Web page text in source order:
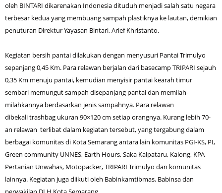
oleh BINTARI dikarenakan Indonesia dituduh menjadi salah satu negara
terbesar kedua yang membuang sampah plastiknya ke lautan, demikian
penuturan Direktur Yayasan Bintari, Arief Khristanto.
Kegiatan bersih pantai dilakukan dengan menyusuri Pantai Trimulyo
sepanjang 0,45 Km. Para relawan berjalan dari basecamp TRIPARI sejauh
0,35 Km menuju pantai, kemudian menyisir pantai kearah timur
sembari memungut sampah disepanjang pantai dan memilah-
milahkannya berdasarkan jenis sampahnya. Para relawan
dibekali trashbag ukuran 90×120 cm setiap orangnya. Kurang lebih 70-
an relawan terlibat dalam kegiatan tersebut, yang tergabung dalam
berbagai komunitas di Kota Semarang antara lain komunitas PGI-KS, PI,
Green community UNNES, Earth Hours, Saka Kalpataru, Kalong, KPA
Pertanian Unwahas, Motopacker, TRIPARI Trimulyo dan komunitas
lainnya. Kegiatan juga diikuti oleh Babinkamtibmas, Babinsa dan